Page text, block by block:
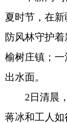
夏时节，在
防风林守护
榆树庄镇；
出水面。
2日清晨，
蒋冰和工人